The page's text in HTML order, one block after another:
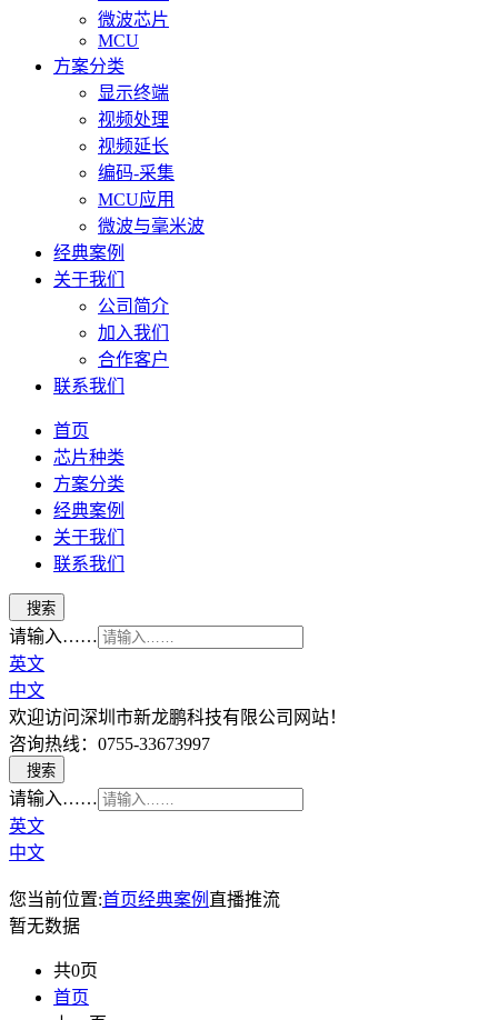
微波芯片
MCU
方案分类
显示终端
视频处理
视频延长
编码-采集
MCU应用
微波与毫米波
经典案例
关于我们
公司简介
加入我们
合作客户
联系我们
首页
芯片种类
方案分类
经典案例
关于我们
联系我们
请输入……
英文
中文
欢迎访问深圳市新龙鹏科技有限公司网站！
咨询热线：0755-33673997
请输入……
英文
中文
您当前位置:首页经典案例 直播推流
暂无数据
共0页
首页